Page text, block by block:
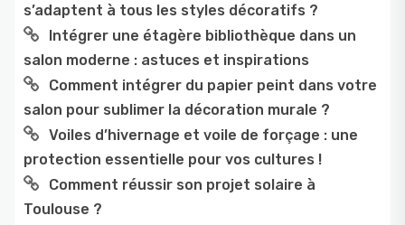
s’adaptent à tous les styles décoratifs ?
Intégrer une étagère bibliothèque dans un
salon moderne : astuces et inspirations
Comment intégrer du papier peint dans votre
salon pour sublimer la décoration murale ?
Voiles d’hivernage et voile de forçage : une
protection essentielle pour vos cultures !
Comment réussir son projet solaire à
Toulouse ?